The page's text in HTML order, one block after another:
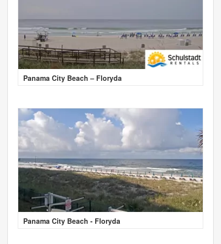
Panama City Beach – Floryda
Panama City Beach - Floryda